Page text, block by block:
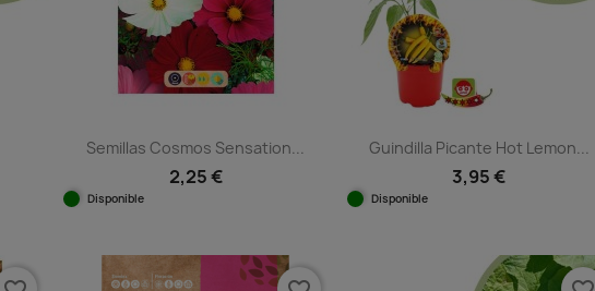
Semillas Cosmos Sensation...
2,25 €
Disponible
Guindilla Picante Hot Lemon...
3,95 €
Disponible